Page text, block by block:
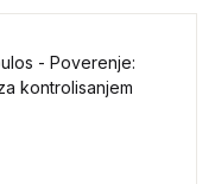
- Poverenje:
kontrolisanjem